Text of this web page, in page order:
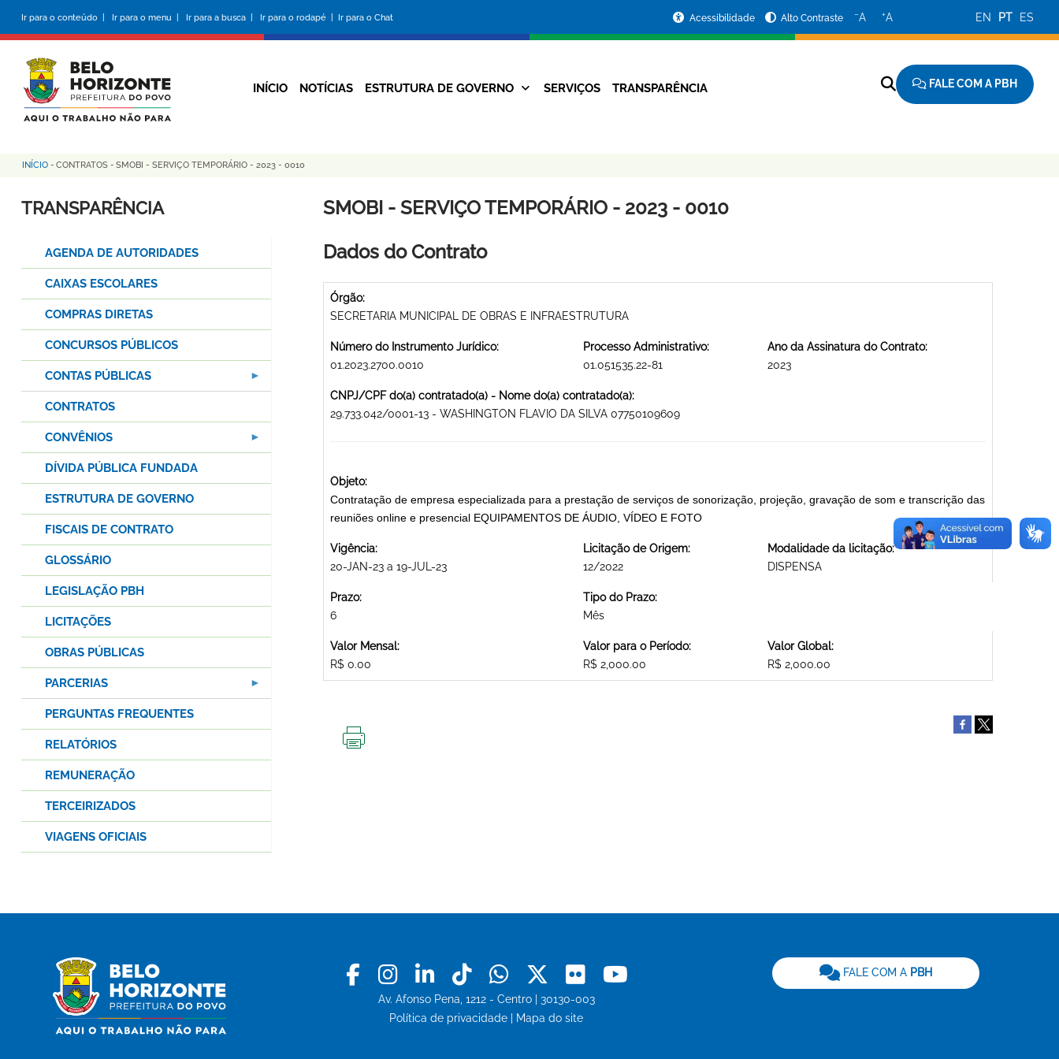
conteúdo
principal
Ir para o conteúdo | Ir para o menu | Ir para a busca | Ir para o rodapé | Ir para o Chat
da
Prefeitura
Acessibilidade Alto Contraste −A +A EN PT ES
Navegação
INÍCIO NOTÍCIAS ESTRUTURA DE GOVERNO SERVIÇOS TRANSPARÊNCIA FALE COM A PBH
Trilha
de
INÍCIO - CONTRATOS - SMOBI - SERVIÇO TEMPORÁRIO - 2023 - 0010
SMOBI - SERVIÇO TEMPORÁRIO - 2023 - 0010
Dados do Contrato
Órgão:
SECRETARIA MUNICIPAL DE OBRAS E INFRAESTRUTURA
Número do Instrumento Jurídico:
01.2023.2700.0010
Processo Administrativo:
01.051535.22-81
Ano da Assinatura do Contrato:
2023
CNPJ/CPF do(a) contratado(a) - Nome do(a) contratado(a):
29.733.042/0001-13 - WASHINGTON FLAVIO DA SILVA 07750109609
Objeto:
Contratação de empresa especializada para a prestação de serviços de sonorização, projeção, gravação de som e transcrição das
reuniões online e presencial EQUIPAMENTOS DE ÁUDIO, VÍDEO E FOTO
Vigência:
20-JAN-23 a 19-JUL-23
Licitação de Origem:
12/2022
Modalidade da licitação:
DISPENSA
Prazo:
6
Tipo do Prazo:
Mês
Valor Mensal:
R$ 0.00
Valor para o Período:
R$ 2,000.00
Valor Global:
R$ 2,000.00
TRANSPARÊNCIA
AGENDA DE AUTORIDADES
CAIXAS ESCOLARES
COMPRAS DIRETAS
CONCURSOS PÚBLICOS
CONTAS PÚBLICAS
CONTRATOS
CONVÊNIOS
DÍVIDA PÚBLICA FUNDADA
ESTRUTURA DE GOVERNO
FISCAIS DE CONTRATO
GLOSSÁRIO
LEGISLAÇÃO PBH
LICITAÇÕES
OBRAS PÚBLICAS
PARCERIAS
PERGUNTAS FREQUENTES
RELATÓRIOS
REMUNERAÇÃO
TERCEIRIZADOS
VIAGENS OFICIAIS
Facebook
Instagram
LinkedinTiktokWhatsapp
X Flickr
Av. Afonso Pena, 1212 - Centro | 30130-003
Política de privacidade
Mapa do site
FALE COM A PBH